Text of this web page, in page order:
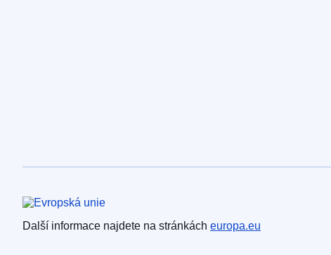
Evropská unie
Další informace najdete na stránkách europa.eu